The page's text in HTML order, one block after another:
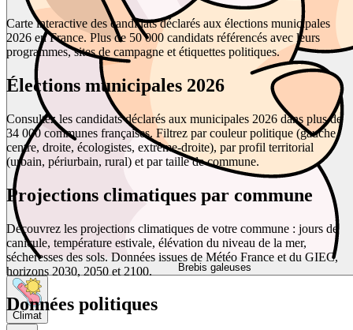
Brebis galeuses
Climat
Carte interactive des candidats déclarés aux élections municipales
2026 en France. Plus de 50 000 candidats référencés avec leurs
programmes, sites de campagne et étiquettes politiques.
Élections municipales 2026
Consultez les candidats déclarés aux municipales 2026 dans plus de
34 000 communes françaises. Filtrez par couleur politique (gauche,
centre, droite, écologistes, extrême-droite), par profil territorial
(urbain, périurbain, rural) et par taille de commune.
Projections climatiques par commune
Découvrez les projections climatiques de votre commune : jours de
canicule, température estivale, élévation du niveau de la mer,
sécheresses des sols. Données issues de Météo France et du GIEC,
horizons 2030, 2050 et 2100.
Données politiques